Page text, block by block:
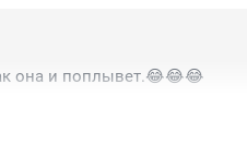
она и поплывет.😂😂😂